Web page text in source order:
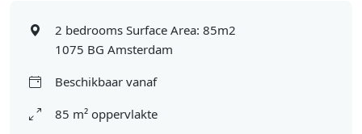
2 bedrooms Surface Area: 85m2
1075 BG Amsterdam
Beschikbaar vanaf
85 m² oppervlakte